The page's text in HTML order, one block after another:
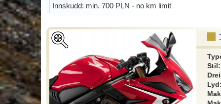
Innskudd: min. 700 PLN - no km limit
zoom_in
Stil
Lyd